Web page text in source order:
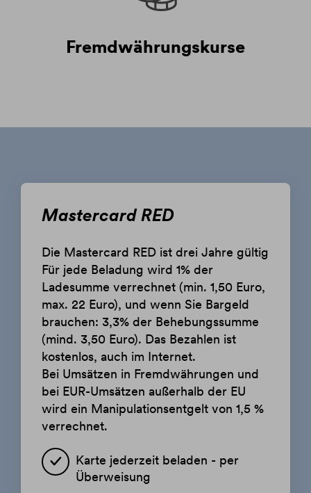
Fremdwährungskurse
Mastercard RED
Die Mastercard RED ist drei Jahre gültig
Für jede Beladung wird 1% der
Ladesumme verrechnet (min. 1,50 Euro,
max. 22 Euro), und wenn Sie Bargeld
brauchen: 3,3% der Behebungssumme
(mind. 3,50 Euro). Das Bezahlen ist
kostenlos, auch im Internet.
Bei Umsätzen in Fremdwährungen und
bei EUR-Umsätzen außerhalb der EU
wird ein Manipulationsentgelt von 1,5 %
verrechnet.
Karte jederzeit beladen - per
Überweisung